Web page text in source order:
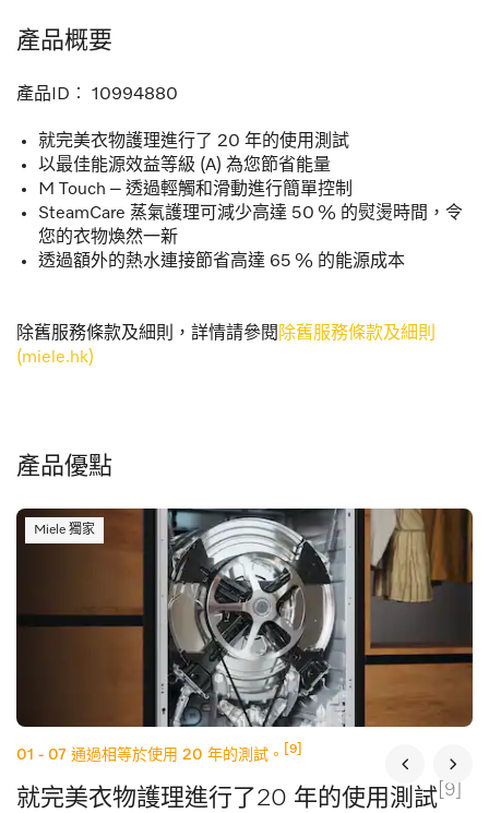
產品概要
產品ID︰ 10994880
就完美衣物護理進行了 20 年的使用測試
以最佳能源效益等級 (A) 為您節省能量
M Touch – 透過輕觸和滑動進行簡單控制
SteamCare 蒸氣護理可減少高達 50 % 的熨燙時間，令
您的衣物煥然一新
透過額外的熱水連接節省高達 65 % 的能源成本
除舊服務條款及細則，詳情請參閱 除舊服務條款及細則
(miele.hk)
產品優點
Miele 獨家
01 - 07 通過相等於使用 20 年的測試。 [9]
就完美衣物護理進行了20 年的使用測試 [9]